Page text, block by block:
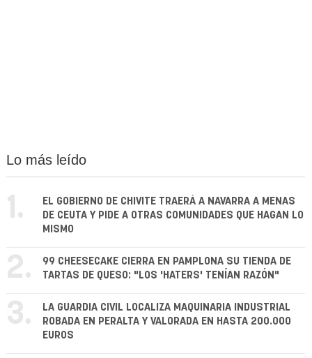
Lo más leído
1.
EL GOBIERNO DE CHIVITE TRAERÁ A NAVARRA A MENAS
DE CEUTA Y PIDE A OTRAS COMUNIDADES QUE HAGAN LO
MISMO
2.
99 CHEESECAKE CIERRA EN PAMPLONA SU TIENDA DE
TARTAS DE QUESO: "LOS 'HATERS' TENÍAN RAZÓN"
3.
LA GUARDIA CIVIL LOCALIZA MAQUINARIA INDUSTRIAL
ROBADA EN PERALTA Y VALORADA EN HASTA 200.000
EUROS